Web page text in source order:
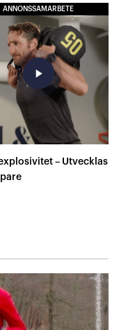
ANNONSSAMARBETE
play_arrow
– Utvecklas